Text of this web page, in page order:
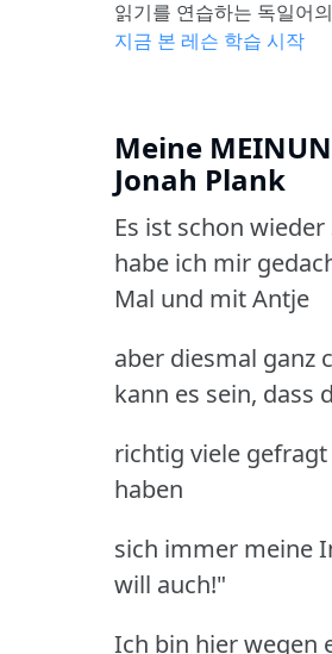
읽기를 연습하는 독일어
지금 본 레슨 학습 시작
Meine
Jonah Plank
Es ist schon
habe ich mir
Mal und mit Antje
aber diesmal ganz
kann es sein, dass
richtig viele
haben
sich immer meine
will auch!"
Ich bin hier wegen